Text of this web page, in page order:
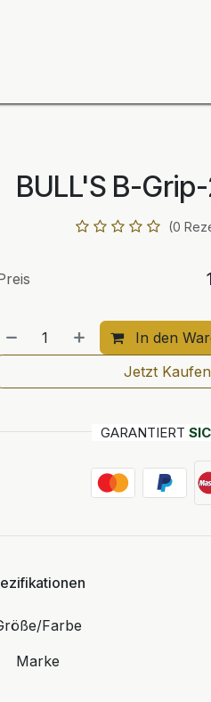
BULL'S B-
(0
In den
Jetzt Kaufen
GARANTIERT
Farbe
Marke